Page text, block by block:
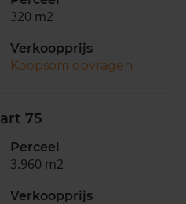
320 m2
Verkoopprijs
Koopsom opvragen
75
Perceel
3.960 m2
Verkoopprijs